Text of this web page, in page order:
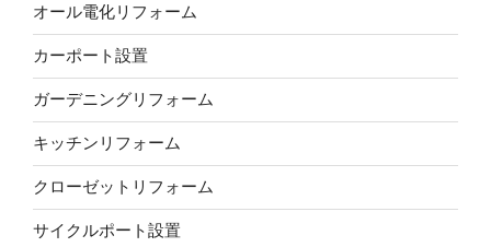
オール電化リフォーム
カーポート設置
ガーデニングリフォーム
キッチンリフォーム
クローゼットリフォーム
サイクルポート設置